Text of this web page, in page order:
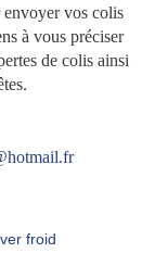
vos colis
à vous préciser
de colis ainsi
froid